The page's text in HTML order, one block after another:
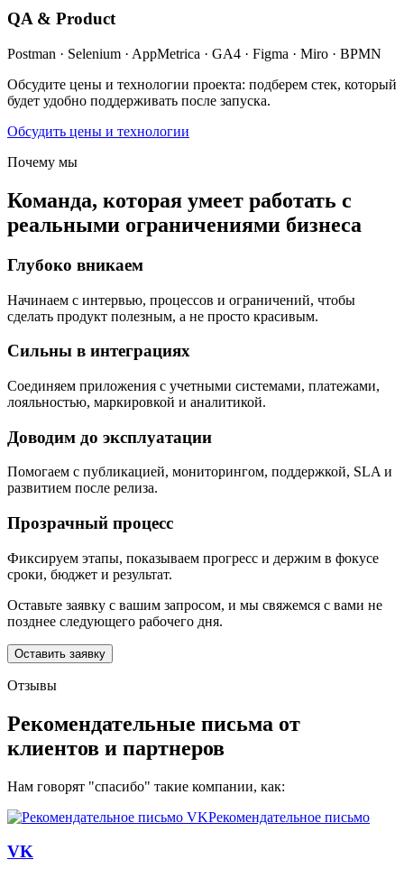
QA & Product
Postman · Selenium · AppMetrica · GA4 · Figma · Miro · BPMN
Обсудите цены и технологии проекта: подберем стек, который
будет удобно поддерживать после запуска.
Обсудить цены и технологии
Почему мы
Команда, которая умеет работать с
реальными ограничениями бизнеса
Глубоко вникаем
Начинаем с интервью, процессов и ограничений, чтобы
сделать продукт полезным, а не просто красивым.
Сильны в интеграциях
Соединяем приложения с учетными системами, платежами,
лояльностью, маркировкой и аналитикой.
Доводим до эксплуатации
Помогаем с публикацией, мониторингом, поддержкой, SLA и
развитием после релиза.
Прозрачный процесс
Фиксируем этапы, показываем прогресс и держим в фокусе
сроки, бюджет и результат.
Оставьте заявку с вашим запросом, и мы свяжемся с вами не
позднее следующего рабочего дня.
Оставить заявку
Отзывы
Рекомендательные письма от
клиентов и партнеров
Нам говорят "спасибо" такие компании, как:
Рекомендательное письмо
VK